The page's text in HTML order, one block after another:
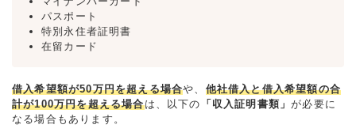
パスポート
特別永住者証明書
在留カード
借入希望額が50万円を超える場合や、 他社借入と借入希望額の合
計が100万円を超える場合は、以下の 「収入証明書類」が必要に
なる場合もあります。